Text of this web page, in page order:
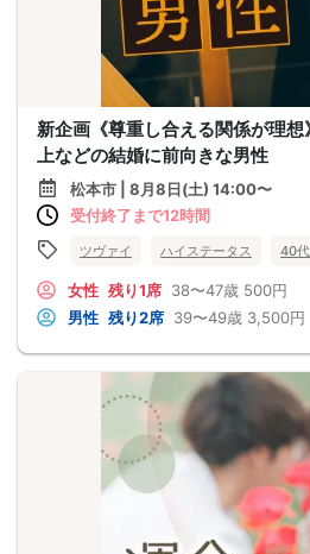
新企画《尊重し合える関係が理
上などの結婚に前向きな男性
松本市 | 8月8日(土) 14:00〜
受付終了まで12時間
ツヴァイ ハイステータス 40
女性 残り1席 38〜47歳 500円
男性 残り2席 39〜49歳 3,500円